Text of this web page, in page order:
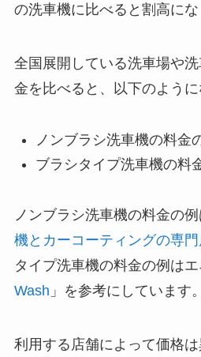
の洗車機に比べると割高にな
全国展開している洗車場や
金を比べると、以下のように
ノンブラシ洗車機の料
ブラシタイプ洗車機の料
ノンブラシ洗車機の料金の例
機とカーコーティングの専
タイプ洗車機の料金の例はエ
Wash 」を参考にしています。
利用する店舗によって価格は